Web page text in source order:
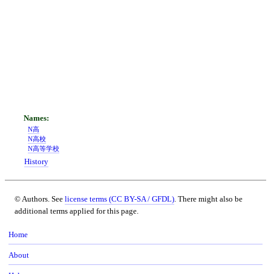
N高
N高校
N高等学校
History
© Authors. See license terms (CC BY-SA / GFDL) . There might also be
additional terms applied for this page.
Home
About